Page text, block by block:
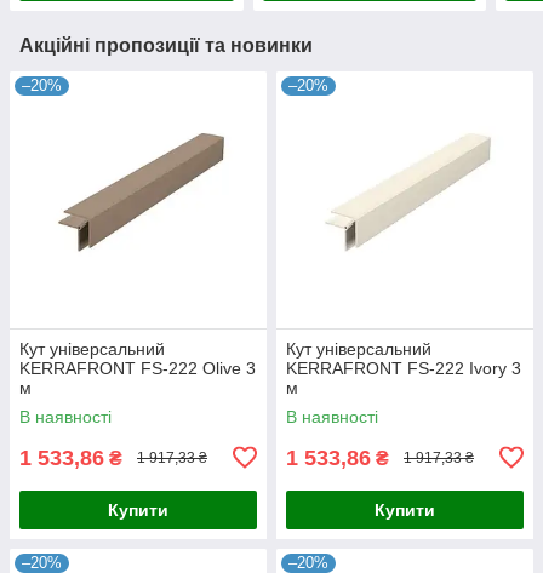
Акційні пропозиції та новинки
–20%
Кут універсальний
KERRAFRONT FS-222 Olive 3
м
В наявності
1 533,86 ₴ 1 917,33 ₴
Купити
–20%
Кут універсальний
KERRAFRONT FS-222 Ivory 3
м
В наявності
1 533,86 ₴ 1 917,33 ₴
Купити
–20% –20%